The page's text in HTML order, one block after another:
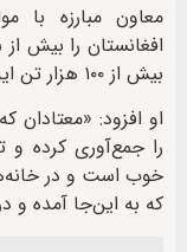
معاون مبارزه با
افغانستان را بیش
بیش از ۱۰۰ هزار تن این معتادان جمع‌آوری و درمان شده‌اند.
او افزود: «معتادان
را جمع‌آوری کرده
خوب است و در
که به این‌جا آمده و